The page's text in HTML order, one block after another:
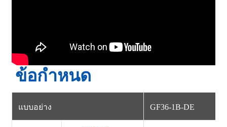
ข้อกำหนด
แบบอย่าง GF36-1B-DE